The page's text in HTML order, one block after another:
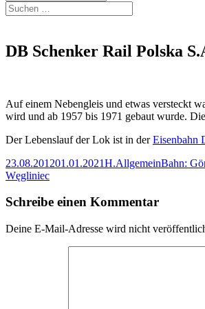
Suchen
nach:
DB Schenker Rail Polska
Auf einem Nebengleis und etwas versteckt
wird und ab 1957 bis 1971 gebaut wurde.
Der Lebenslauf der Lok ist in derEisenbahn
Veröffentlicht
am
23.08.201201.01.2021Autor
H.Kategorien
AllgemeinBahn:
Węgliniec
Schreibe einen Kommentar
Deine E-Mail-Adresse wird nicht